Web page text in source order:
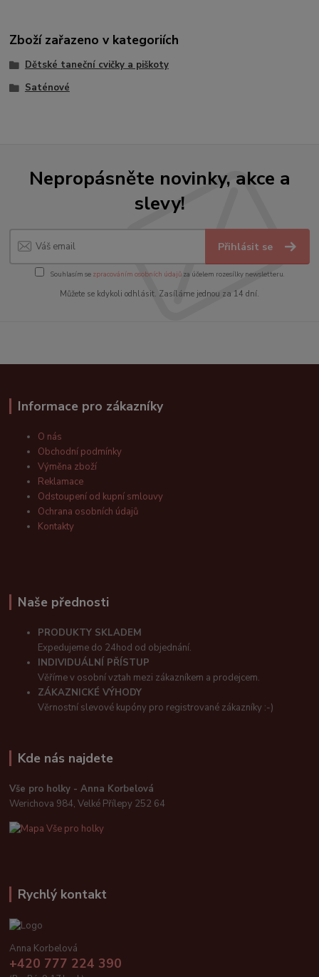
Zboží zařazeno v kategoriích
Dětské taneční cvičky a piškoty
Saténové
Nepropásněte novinky, akce a
slevy!
Přihlásit se
Souhlasím se zpracováním osobních údajůza účelem rozesílky newsletteru.
Můžete se kdykoli odhlásit. Zasíláme jednou za 14 dní.
Informace pro zákazníky
O nás
Obchodní podmínky
Výměna zboží
Reklamace
Odstoupení od kupní smlouvy
Ochrana osobních údajů
Kontakty
Naše přednosti
PRODUKTY SKLADEM
Expedujeme do 24hod od objednání.
INDIVIDUÁLNÍ PŘÍSTUP
Věříme v osobní vztah mezi zákazníkem a prodejcem.
ZÁKAZNICKÉ VÝHODY
Věrnostní slevové kupóny pro registrované zákazníky :-)
Kde nás najdete
Vše pro holky - Anna Korbelová
Werichova 984, Velké Přílepy 252 64
Rychlý kontakt
Anna Korbelová
+420 777 224 390